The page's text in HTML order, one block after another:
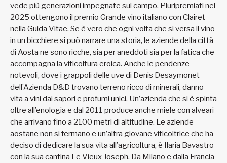
vede più generazioni impegnate sul campo. Pluripremiati nel
2025 ottengono il premio Grande vino italiano con Clairet
nella Guida Vitae. Se è vero che ogni volta che si versa il vino
in un bicchiere si può narrare una storia, le aziende della città
di Aosta ne sono ricche, sia per aneddoti sia per la fatica che
accompagna la viticoltura eroica. Anche le pendenze
notevoli, dove i grappoli delle uve di Denis Desaymonet
dell’Azienda D&D trovano terreno ricco di minerali, danno
vita a vini dai sapori e profumi unici. Un’azienda che si è spinta
oltre all’enologia e dal 2011 produce anche miele con alveari
che arrivano fino a 2100 metri di altitudine. Le aziende
aostane non si fermano e un’altra giovane viticoltrice che ha
deciso di dedicare la sua vita all’agricoltura, è Ilaria Bavastro
con la sua cantina Le Vieux Joseph. Da Milano e dalla Francia